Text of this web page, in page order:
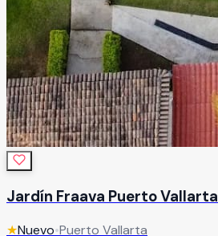
Jardín Fraava Puerto Vallarta
★Nuevo•Puerto Vallarta